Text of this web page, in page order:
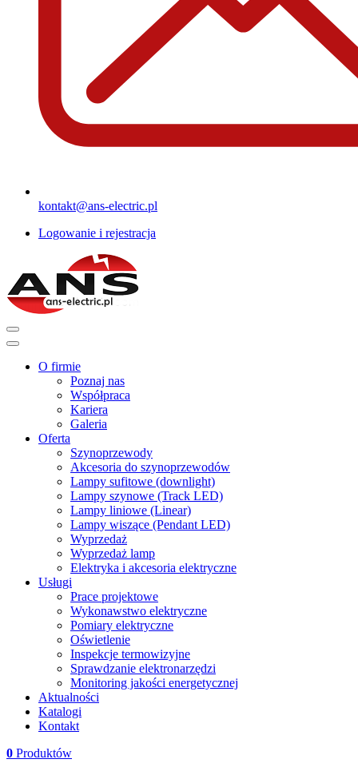
kontakt@ans-electric.pl
Logowanie i rejestracja
O firmie
Poznaj nas
Współpraca
Kariera
Galeria
Oferta
Szynoprzewody
Akcesoria do szynoprzewodów
Lampy sufitowe (downlight)
Lampy szynowe (Track LED)
Lampy liniowe (Linear)
Lampy wiszące (Pendant LED)
Wyprzedaż
Wyprzedaż lamp
Elektryka i akcesoria elektryczne
Usługi
Prace projektowe
Wykonawstwo elektryczne
Pomiary elektryczne
Oświetlenie
Inspekcje termowizyjne
Sprawdzanie elektronarzędzi
Monitoring jakości energetycznej
Aktualności
Katalogi
Kontakt
0 Produktów